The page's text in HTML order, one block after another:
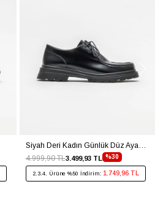
Siyah Deri Kadın Günlük Düz Ayakkabı
%30
3.499,93 TL
4.999,90 TL
2.3.4. Ürüne %50 İndirim: 1.749,96 TL